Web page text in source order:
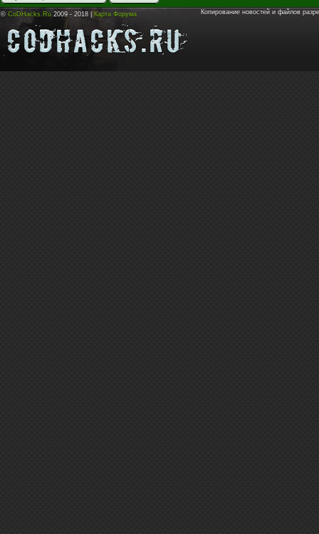
© CoDHacks.Ru 2009 - 2018 | Карта Форума Копирование новостей и файлов